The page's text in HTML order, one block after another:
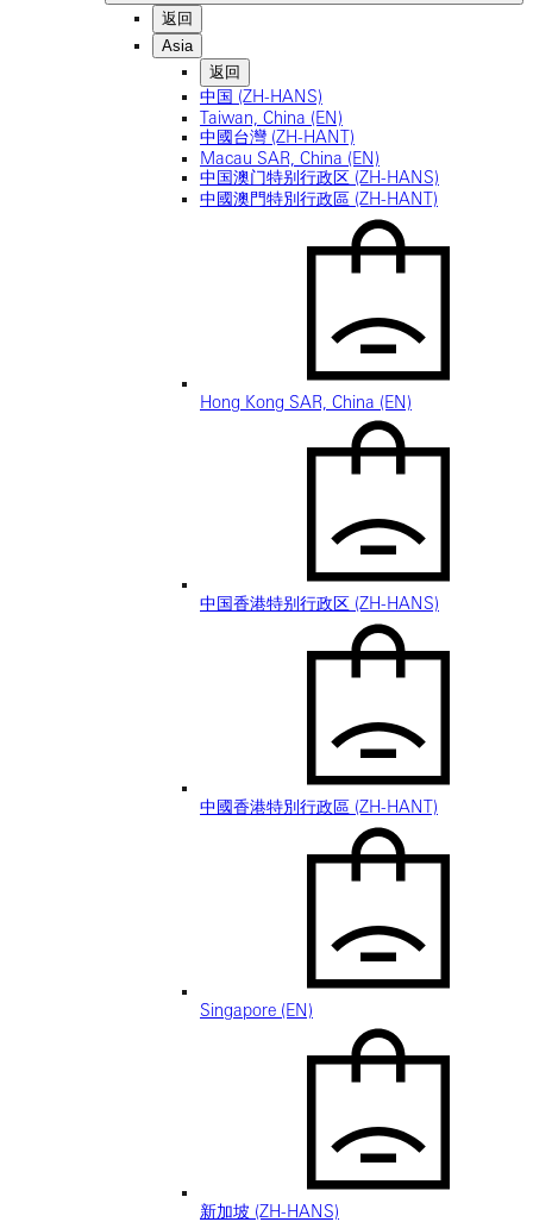
返回
Asia
返回
中国 (ZH-HANS)
Taiwan, China (EN)
中國台灣 (ZH-HANT)
Macau SAR, China (EN)
中国澳门特别行政区 (ZH-HANS)
中國澳門特別行政區 (ZH-HANT)
Hong Kong SAR, China (EN)
中国香港特别行政区 (ZH-HANS)
中國香港特別行政區 (ZH-HANT)
Singapore (EN)
新加坡 (ZH-HANS)